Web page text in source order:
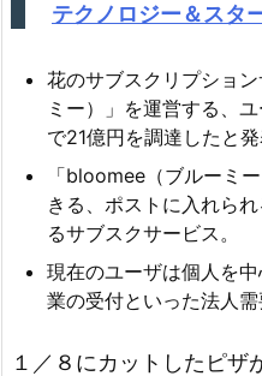
テクノロジー＆スタ
花のサブスクリプショ
ミー）」を運営する、
で21億円を調達したと発
「bloomee（ブルーミ
きる、ポストに入れら
るサブスクサービス。
現在のユーザは個人を
業の受付といった法人需
１／８にカットしたピザ